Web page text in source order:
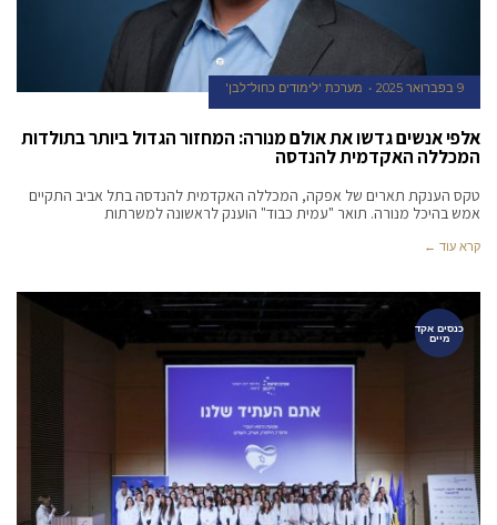
9 בפברואר 2025 מערכת 'לימודים כחול־לבן'
אלפי אנשים גדשו את אולם מנורה: המחזור הגדול ביותר בתולדות
המכללה האקדמית להנדסה
טקס הענקת תארים של אפקה, המכללה האקדמית להנדסה בתל אביב התקיים
אמש בהיכל מנורה. תואר "עמית כבוד" הוענק לראשונה למשרתות
קרא עוד ←
כנסים אקד
מיים